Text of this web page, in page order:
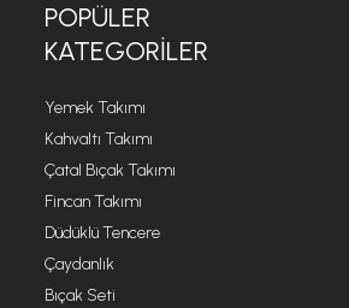
POPÜLER
KATEGORILER
Yemek Takımı
Kahvaltı Takımı
Çatal Bıçak Takımı
Fincan Takımı
Düdüklü Tencere
Çaydanlık
Bıçak Seti